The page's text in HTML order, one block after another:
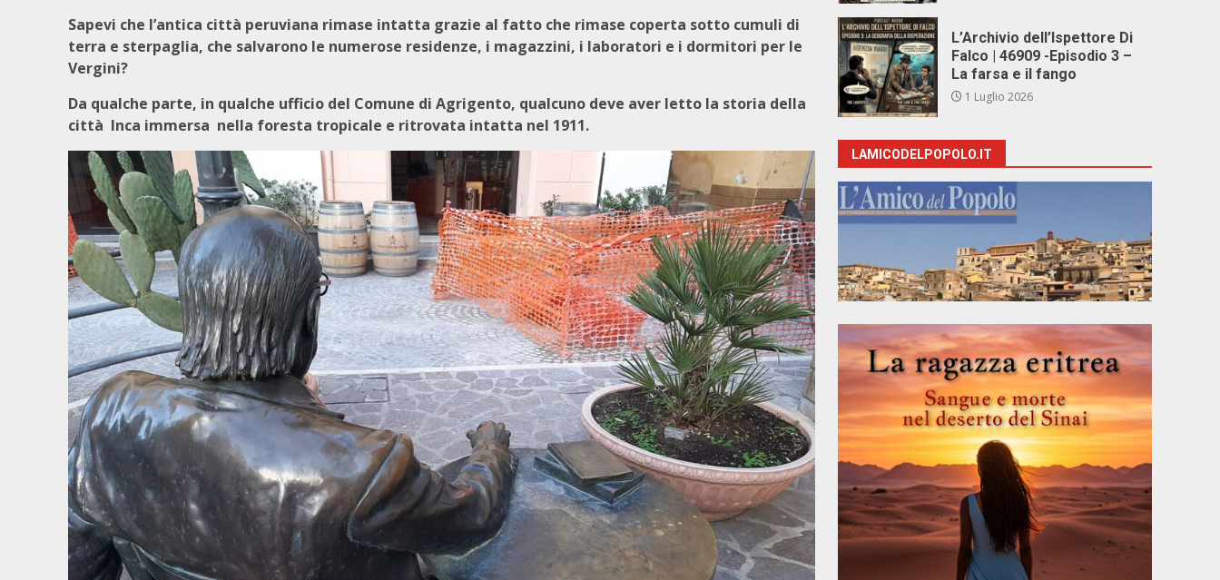
Sapevi che l’antica città peruviana rimase intatta grazie al fatto che rimase coperta sotto cumuli di
terra e sterpaglia, che salvarono le numerose residenze, i magazzini, i laboratori e i dormitori per le
Vergini?
Da qualche parte, in qualche ufficio del Comune di Agrigento, qualcuno deve aver letto la storia della
città Inca immersa nella foresta tropicale e ritrovata intatta nel 1911.
L’Archivio dell’Ispettore Di
Falco | 46909 -Episodio 3 –
La farsa e il fango
1 Luglio 2026
LAMICODELPOPOLO.IT